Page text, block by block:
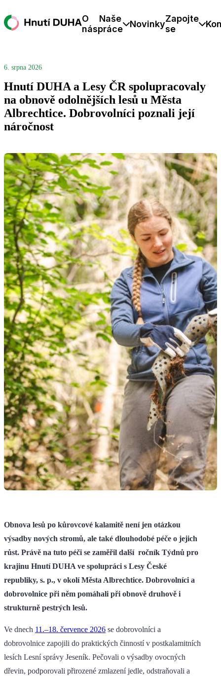
O
nás
Naše
práce
NovinkyZapojte
se
6. srpna 2026
Hnutí DUHA a Lesy ČR spolupracovaly
na obnově odolnějších lesů u Města
Albrechtice. Dobrovolníci poznali její
náročnost
Obnova lesů po kůrovcové kalamitě není jen otázkou
výsadby nových stromů, ale také dlouhodobé péče o jejich
růst. Právě na tuto péči se zaměřil další ročník Týdnů pro
krajinu Hnutí DUHA ve spolupráci s Lesy České
republiky, s. p., v okolí Města Albrechtice. Dobrovolníci a
dobrovolnice při něm pomáhali při obnově druhově i
strukturně pestrých lesů.
Ve dnech 11.–18. července 2026 se dobrovolníci a
dobrovolnice zapojili do praktických činností v postkalamitních
lesích Lesní správy Jeseník. Pečovali o výsadby ovocných
dřevin, podporovali přirozené zmlazení jedle, odstraňovali a